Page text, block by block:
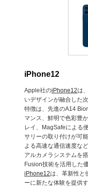
iPhone12
Apple社のiPhone12は
いデザインが融合した
特徴は、先進のA14
マンス、鮮明で色彩豊
レイ、MagSafeによる
サリーの取り付けが可
よる高速な通信速度な
アルカメラシステムを
Fusion技術を活用した
iPhone12は、革新性と
ーに新たな体験を提供